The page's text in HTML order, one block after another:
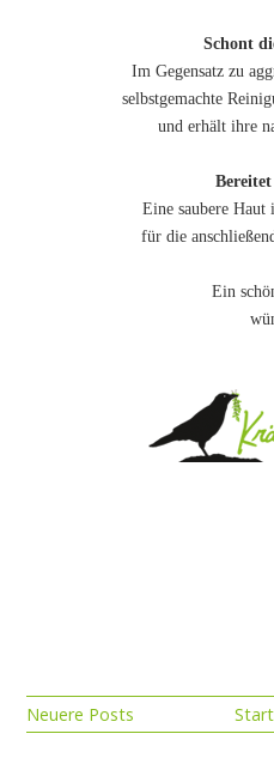
Schont
Im Gegensatz zu
selbstgemachte
und erhält ihre
Eine saubere Haut
für die
Ein
Neuere Posts